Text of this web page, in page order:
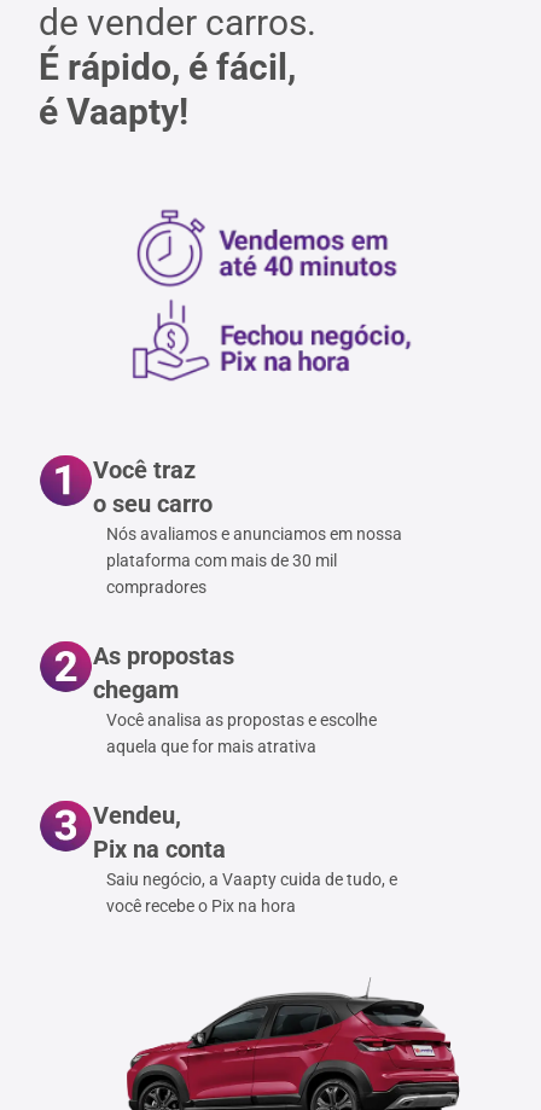
de vender carros.
É rápido, é fácil,
é Vaapty!
Você traz
o seu carro
Nós avaliamos e anunciamos em nossa
plataforma com mais de 30 mil
compradores
As propostas
chegam
Você analisa as propostas e escolhe
aquela que for mais atrativa
Vendeu,
Pix na conta
Saiu negócio, a Vaapty cuida de tudo, e
você recebe o Pix na hora